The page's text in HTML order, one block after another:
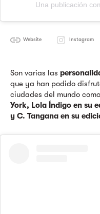
Una publicación
Website Instagram
Son varias las
que ya han podido
ciudades del mundo como
York, Lola Índigo en su
y C. Tangana en su